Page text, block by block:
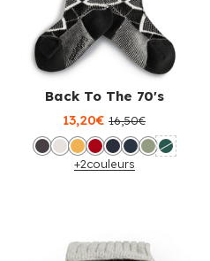
Back To The 70's
13,20€ 16,50€
+2couleurs